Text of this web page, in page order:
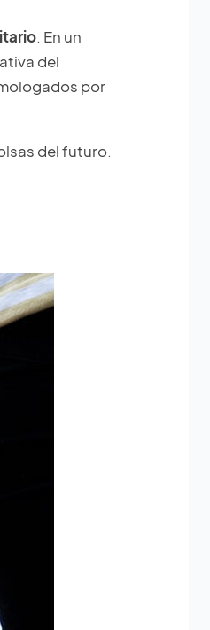
. En un
del
por
del futuro.